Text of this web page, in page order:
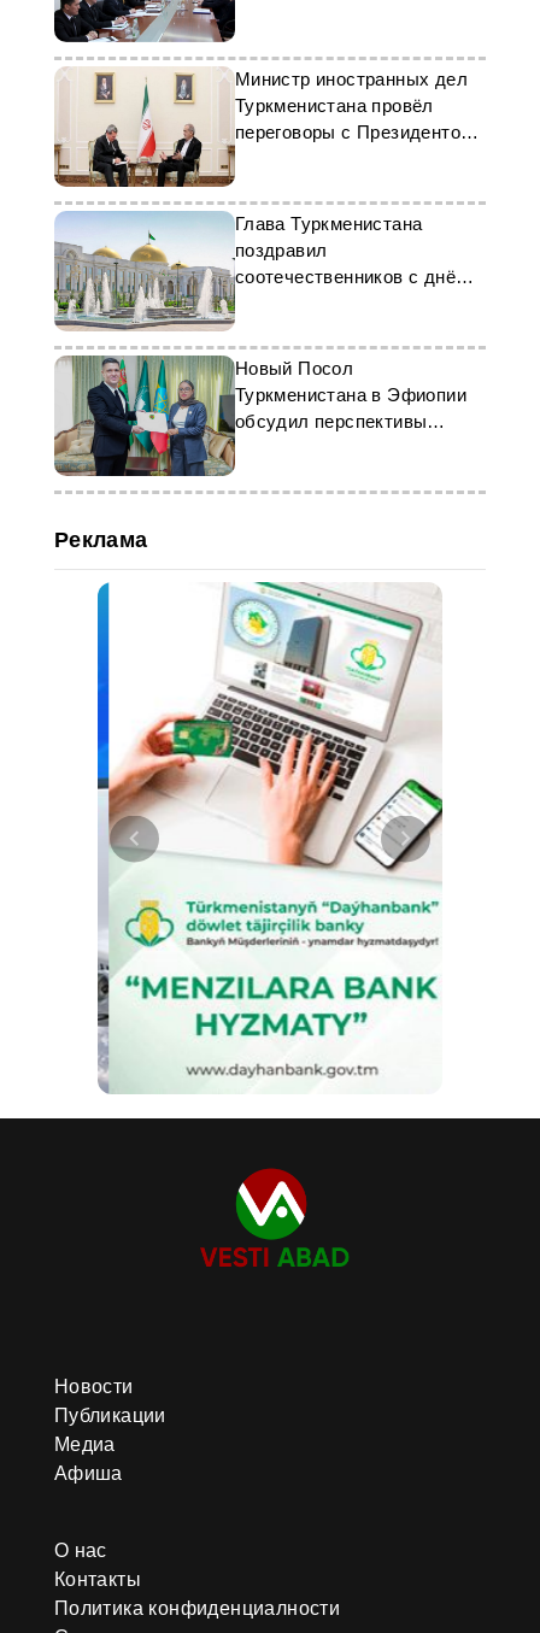
Министр иностранных дел
Туркменистана провёл
переговоры с Президентом
Ирана
Глава Туркменистана
поздравил
соотечественников с днём
защиты детей
Новый Посол
Туркменистана в Эфиопии
обсудил перспективы
двусторонних отношений
Реклама
Новости
Публикации
Медиа
Афиша
О нас
Контакты
Политика конфиденциалности